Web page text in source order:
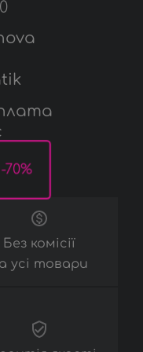
Без комісії
усі товари